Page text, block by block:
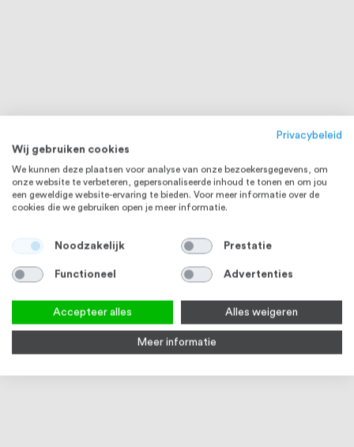
Privacybeleid
Wij gebruiken cookies
We kunnen deze plaatsen voor analyse van onze bezoekersgegevens, om
onze website te verbeteren, gepersonaliseerde inhoud te tonen en om jou
een geweldige website-ervaring te bieden. Voor meer informatie over de
cookies die we gebruiken open je meer informatie.
Noodzakelijk Prestatie
Functioneel Advertenties
Accepteer alles Alles weigeren
Meer informatie